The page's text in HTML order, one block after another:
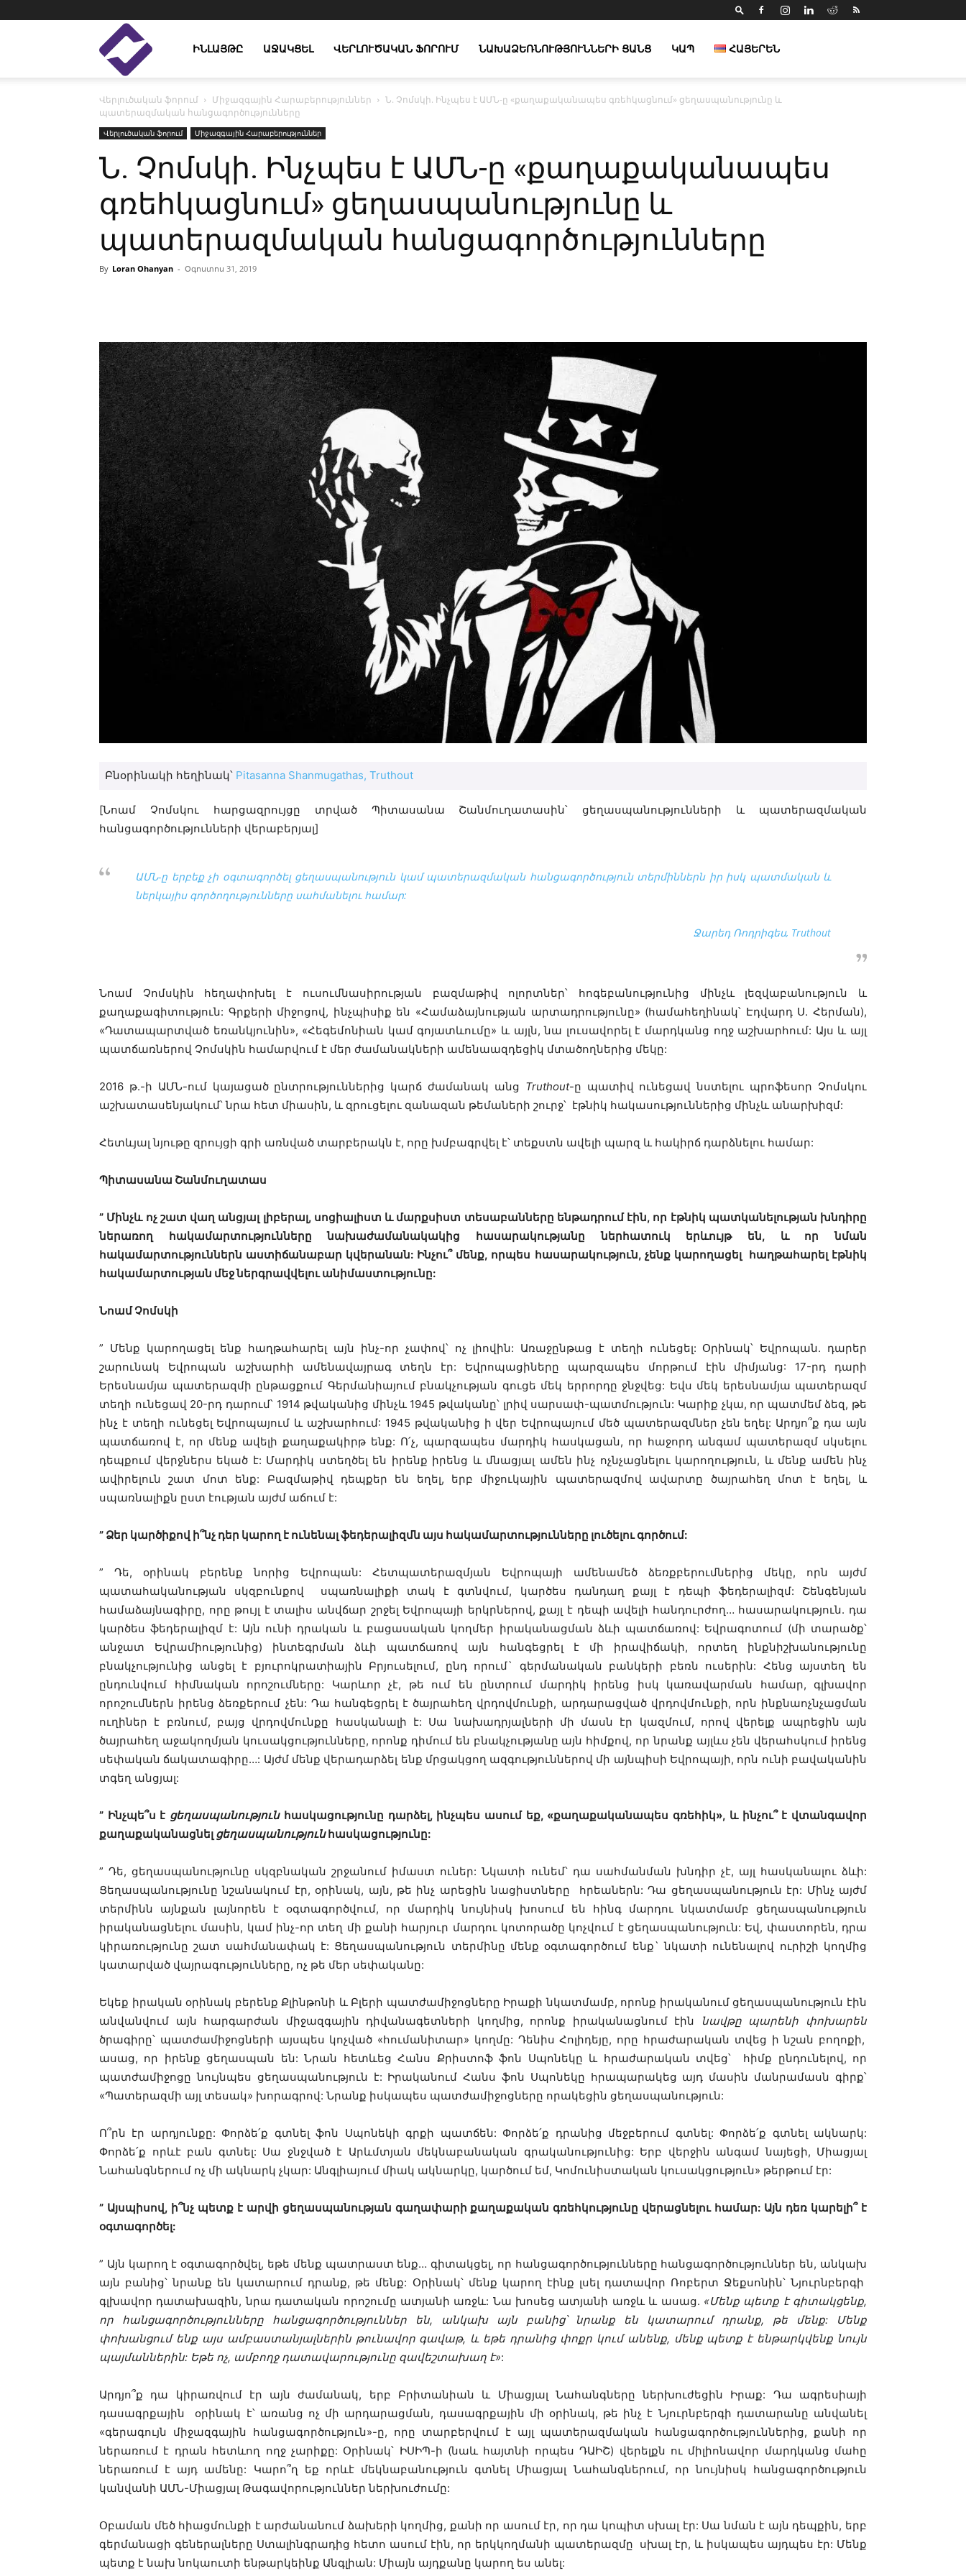
Enlight
Studies
ԻՆԼԱՅԹԸ ԱՋԱԿՑԵԼ ՎԵՐԼՈՒԾԱԿԱՆ ՖՈՐՈՒՄ ՆԱԽԱՁԵՌՆՈՒԹՅՈՒՆՆԵՐԻ ՑԱՆՑ ԿԱՊ ՀԱՅԵՐԵՆ
Վերլուծական ֆորում Միջազգային Հարաբերություններ
Ն. Չոմսկի. Ինչպես է ԱՄՆ-ը «քաղաքականապես գռեհկացնում» ցեղասպանությունը և
պատերազմական հանցագործությունները
Վերլուծական ֆորում Միջազգային Հարաբերություններ
Ն. Չոմսկի. Ինչպես է ԱՄՆ-ը «քաղաքականապես
գռեհկացնում» ցեղասպանությունը և
պատերազմական հանցագործությունները
By Loran Ohanyan - Օգոստոս 31, 2019
Բնօրինակի հեղինակ՝ Pitasanna Shanmugathas, Truthout
[Նոամ Չոմսկու հարցազրույցը տրված Պիտասանա Շանմուղատասին՝ ցեղասպանությունների և պատերազմական
հանցագործությունների վերաբերյալ]
ԱՄՆ-ը երբեք չի օգտագործել ցեղասպանությունկամպատերազմական հանցագործությունտերմիններն իր իսկ պատմական և
ներկայիս գործողությունները սահմանելու համար:
Ջարեդ Ռոդրիգես, Truthout
Նոամ Չոմսկին հեղափոխել է ուսումնասիրության բազմաթիվ ոլորտներ՝ հոգեբանությունից մինչև լեզվաբանություն և
քաղաքագիտություն: Գրքերի միջոցով, ինչպիսիք են «Համաձայնության արտադրությունը» (համահեղինակ՝ Էդվարդ Ս. Հերման),
«Դատապարտված եռանկյունին», «Հեգեմոնիան կամ գոյատևումը» և այլն, նա լուսավորել է մարդկանց ողջ աշխարհում: Այս և այլ
պատճառներով Չոմսկին համարվում է մեր ժամանակների ամենաազդեցիկ մտածողներից մեկը:
2016 թ.-ի ԱՄՆ-ում կայացած ընտրություններից կարճ ժամանակ անց Truthout-ը պատիվ ունեցավ նստելու պրոֆեսոր Չոմսկու
աշխատասենյակում՝ նրա հետ միասին, և զրուցելու զանազան թեմաների շուրջ՝ էթնիկ հակասություններից մինչև անարխիզմ:
Հետևյալ նյութը զրույցի գրի առնված տարբերակն է, որը խմբագրվել է՝ տեքստն ավելի պարզ և հակիրճ դարձնելու համար:
Պիտասանա Շանմուղատաս
” Մինչև ոչ շատ վաղ անցյալ լիբերալ, սոցիալիստ և մարքսիստ տեսաբանները ենթադրում էին, որ էթնիկ պատկանելության խնդիրը
ներառող հակամարտությունները նախաժամանակակից հասարակությանը ներհատուկ երևույթ են, և որ նման
հակամարտություններն աստիճանաբար կվերանան: Ինչու՞ մենք, որպես հասարակություն, չենք կարողացել հաղթահարել էթնիկ
հակամարտության մեջ ներգրավվելու անիմաստությունը:
Նոամ Չոմսկի
” Մենք կարողացել ենք հաղթահարել այն ինչ-որ չափով՝ ոչ լիովին: Առաջընթաց է տեղի ունեցել: Օրինակ՝ Եվրոպան. դարեր
շարունակ Եվրոպան աշխարհի ամենավայրագ տեղն էր: Եվրոպացիները պարզապես մորթում էին միմյանց: 17-րդ դարի
Երեսնամյա պատերազմի ընթացքում Գերմանիայում բնակչության գուցե մեկ երրորդը ջնջվեց: Եվս մեկ երեսնամյա պատերազմ
տեղի ունեցավ 20-րդ դարում՝ 1914 թվականից մինչև 1945 թվականը՝ լրիվ սարսափ-պատմություն: Կարիք չկա, որ պատմեմ ձեզ, թե
ինչ է տեղի ունեցել Եվրոպայում և աշխարհում: 1945 թվականից ի վեր Եվրոպայում մեծ պատերազմներ չեն եղել: Արդյո՞ք դա այն
պատճառով է, որ մենք ավելի քաղաքակիրթ ենք: Ո՛չ, պարզապես մարդիկ հասկացան, որ հաջորդ անգամ պատերազմ սկսելու
դեպքում վերջներս եկած է: Մարդիկ ստեղծել են իրենք իրենց և մնացյալ ամեն ինչ ոչնչացնելու կարողություն, և մենք ամեն ինչ
ավիրելուն շատ մոտ ենք: Բազմաթիվ դեպքեր են եղել, երբ միջուկային պատերազմով ավարտը ծայրահեղ մոտ է եղել, և
սպառնալիքն ըստ էության այժմ աճում է:
” Ձեր կարծիքով ի՞նչ դեր կարող է ունենալ ֆեդերալիզմն այս հակամարտությունները լուծելու գործում:
” Դե, օրինակ բերենք նորից Եվրոպան: Հետպատերազմյան Եվրոպայի ամենամեծ ձեռքբերումներից մեկը, որն այժմ
պատահականության սկզբունքով սպառնալիքի տակ է գտնվում, կարծես դանդաղ քայլ է դեպի ֆեդերալիզմ: Շենգենյան
համաձայնագիրը, որը թույլ է տալիս անվճար շրջել Եվրոպայի երկրներով, քայլ է դեպի ավելի հանդուրժող… հասարակություն. դա
կարծես ֆեդերալիզմ է: Այն ունի դրական և բացասական կողմեր իրականացման ձևի պատճառով: Եվրագոտում (մի տարածք՝
անջատ Եվրամիությունից) ինտեգրման ձևի պատճառով այն հանգեցրել է մի իրավիճակի, որտեղ ինքնիշխանությունը
բնակչությունից անցել է բյուրոկրատիային Բրյուսելում, ընդ որում` գերմանական բանկերի բեռն ուսերին: Հենց այստեղ են
ընդունվում հիմնական որոշումները: Կարևոր չէ, թե ում են ընտրում մարդիկ իրենց իսկ կառավարման համար, գլխավոր
որոշումներն իրենց ձեռքերում չեն: Դա հանգեցրել է ծայրահեղ վրդովմունքի, արդարացված վրդովմունքի, որն ինքնաոչնչացման
ուղիներ է բռնում, բայց վրդովմունքը հասկանալի է: Սա նախադրյալների մի մասն էր կազմում, որով վերելք ապրեցին այն
ծայրահեղ աջակողմյան կուսակցությունները, որոնք դիմում են բնակչությանը այն հիմքով, որ նրանք այլևս չեն վերահսկում իրենց
սեփական ճակատագիրը…: Այժմ մենք վերադարձել ենք մրցակցող ազգություններով մի այնպիսի Եվրոպայի, որն ունի բավականին
տգեղ անցյալ:
” Ինչպե՞ս է ցեղասպանությունհասկացությունը դարձել, ինչպես ասում եք, «քաղաքականապես գռեհիկ», և ինչու՞ է վտանգավոր
քաղաքականացնել ցեղասպանությունհասկացությունը:
” Դե, ցեղասպանությունը սկզբնական շրջանում իմաստ ուներ: Նկատի ունեմ՝ դա սահմանման խնդիր չէ, այլ հասկանալու ձևի:
Ցեղասպանությունը նշանակում էր, օրինակ, այն, թե ինչ արեցին նացիստները հրեաներն: Դա ցեղասպանություն էր: Մինչ այժմ
տերմինն այնքան լայնորեն է օգտագործվում, որ մարդիկ նույնիսկ խոսում են հինգ մարդու նկատմամբ ցեղասպանություն
իրականացնելու մասին, կամ ինչ-որ տեղ մի քանի հարյուր մարդու կոտորածը կոչվում է ցեղասպանություն: Եվ, փաստորեն, դրա
կիրառությունը շատ սահմանափակ է: Ցեղասպանություն տերմինը մենք օգտագործում ենք` նկատի ունենալով ուրիշի կողմից
կատարված վայրագությունները, ոչ թե մեր սեփականը:
Եկեք իրական օրինակ բերենք Քլինթոնի և Բլերի պատժամիջոցները Իրաքի նկատմամբ, որոնք իրականում ցեղասպանություն էին
անվանվում այն հարգարժան միջազգային դիվանագետների կողմից, որոնք իրականացնում էին
նավթը պարենի փոխարեն
ծրագիրը՝ պատժամիջոցների այսպես կոչված «հումանիտար» կողմը: Դենիս Հոլիդեյը, որը հրաժարական տվեց ի նշան բողոքի,
ասաց, որ իրենք ցեղասպան են: Նրան հետևեց Հանս Քրիստոֆ ֆոն Սպոնեկը և հրաժարական տվեց՝ հիմք ընդունելով, որ
պատժամիջոցը նույնպես ցեղասպանություն է: Իրականում Հանս ֆոն Սպոնեկը հրապարակեց այդ մասին մանրամասն գիրք՝
«Պատերազմի այլ տեսակ» խորագրով: Նրանք իսկապես պատժամիջոցները որակեցին ցեղասպանություն:
Ո՞րն էր արդյունքը: Փորձե՛ք գտնել ֆոն Սպոնեկի գրքի պատճեն: Փորձե՛ք դրանից մեջբերում գտնել: Փորձե՛ք գտնել ակնարկ:
Փորձե՛ք որևէ բան գտնել: Սա ջնջված է Արևմտյան մեկնաբանական գրականությունից: Երբ վերջին անգամ նայեցի, Միացյալ
Նահանգներում ոչ մի ակնարկ չկար: Անգլիայում միակ ակնարկը, կարծում եմ, Կոմունիստական կուսակցություն» թերթում էր:
” Այսպիսով, ի՞նչ պետք է արվի ցեղասպանության գաղափարի քաղաքական գռեհկությունը վերացնելու համար: Այն դեռ կարելի՞ է
օգտագործել:
” Այն կարող է օգտագործվել, եթե մենք պատրաստ ենք… գիտակցել, որ հանցագործությունները հանցագործություններ են, անկախ
այն բանից՝ նրանք են կատարում դրանք, թե մենք: Օրինակ՝ մենք կարող էինք լսել դատավոր Ռոբերտ Ջեքսոնին՝ Նյուրնբերգի
գլխավոր դատախազին, նրա դատական որոշումը ատյանի առջև: Նա խոսեց ատյանի առջև և ասաց. «Մենք պետք է գիտակցենք,
որ հանցագործությունները հանցագործություններ են, անկախ այն բանից՝ նրանք են կատարում դրանք, թե մենք: Մենք
փոխանցում ենք այս ամբաստանյալներին թունավոր գավաթ, և եթե դրանից փոքր կում անենք, մենք պետք է ենթարկվենք նույն
պայմաններին: Եթե ​​ոչ, ամբողջ դատավարությունը զավեշտախաղ է»:
Արդյո՞ք դա կիրառվում էր այն ժամանակ, երբ Բրիտանիան և Միացյալ Նահանգները ներխուժեցին Իրաք: Դա ագրեսիայի
դասագրքային օրինակ է՝ առանց ոչ մի արդարացման, դասագրքային մի օրինակ, թե ինչ է Նյուրնբերգի դատարանը անվանել
«գերագույն միջազգային հանցագործություն»-ը, որը տարբերվում է այլ պատերազմական հանցագործություններից, քանի որ
ներառում է դրան հետևող ողջ չարիքը: Օրինակ՝ ԻՍԻՊ-ի (նաև հայտնի որպես ԴԱԻՇ) վերելքն ու միլիոնավոր մարդկանց մահը
ներառում է այդ ամենը: Կարո՞ղ եք որևէ մեկնաբանություն գտնել Միացյալ Նահանգներում, որ նույնիսկ հանցագործություն
կանվանի ԱՄՆ-Միացյալ Թագավորություններ ներխուժումը:
Օբաման մեծ հիացմունքի է արժանանում ձախերի կողմից, քանի որ ասում էր, որ դա կոպիտ սխալ էր: Սա նման է այն դեպքին, երբ
գերմանացի գեներալները Ստալինգրադից հետո ասում էին, որ երկկողմանի պատերազմը սխալ էր, և իսկապես այդպես էր: Մենք
պետք է նախ նոկաուտի ենթարկեինք Անգլիան: Միայն այդքանը կարող ես անել: